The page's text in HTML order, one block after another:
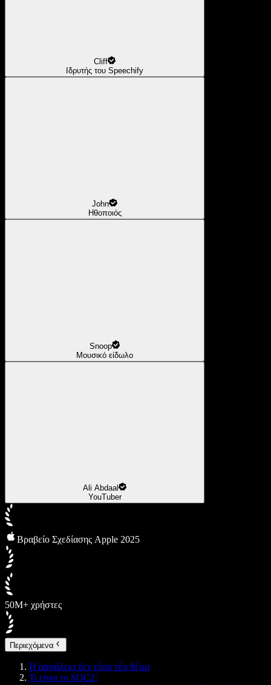
Cliff
Ιδρυτής του Speechify
John
Ηθοποιός
Snoop
Μουσικό είδωλο
Ali Abdaal
YouTuber
Βραβείο Σχεδίασης Apple 2025
50M+ χρήστες
Περιεχόμενα
Η ασφάλεια δεν είναι νέο θέμα
Τι είναι το SOC2;